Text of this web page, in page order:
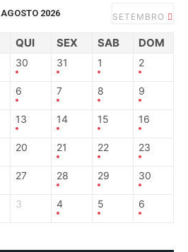
AGOSTO 2026 SETEMBRO
QUI SEX SAB DOM
30 31 1 2
6 7 8 9
13 14 15 16
20 21 22 23
27 28 29 30
3 4 5 6